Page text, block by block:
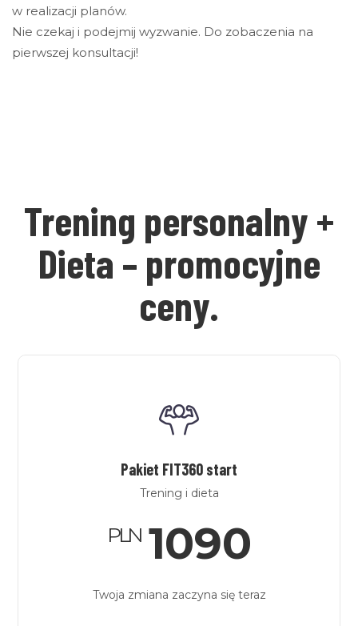
w realizacji planów.
Nie czekaj i podejmij wyzwanie. Do zobaczenia na
pierwszej konsultacji!
Trening personalny +
Dieta – promocyjne
ceny.
Pakiet FIT360 start
Trening i dieta
PLN 1090
Twoja zmiana zaczyna się teraz